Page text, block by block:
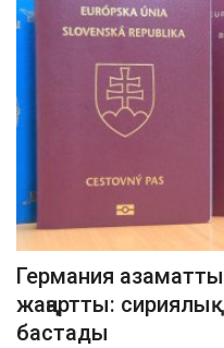
Германия
жаңартты:
бастады